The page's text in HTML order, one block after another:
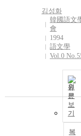
김성화
韓國語文
會
1994
語文學
Vol.0
원
문
보
기
복